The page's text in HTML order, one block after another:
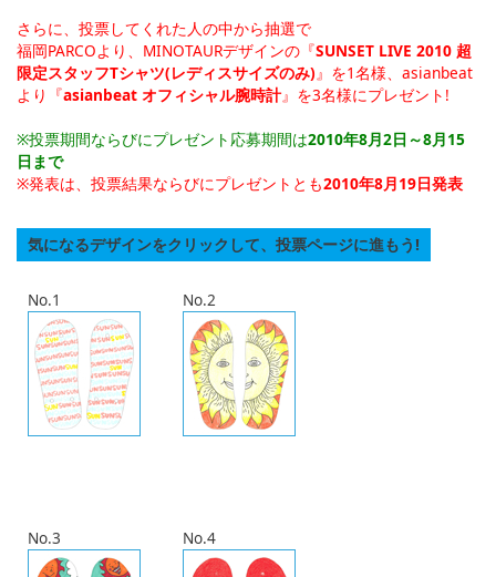
さらに、投票してくれた人の中から抽選で
福岡PARCOより、MINOTAURデザインの『SUNSET LIVE 2010 超
限定スタッフTシャツ(レディスサイズのみ)』を1名様、asianbeat
より『asianbeat オフィシャル腕時計』を3名様にプレゼント!
※投票期間ならびにプレゼント応募期間は2010年8月2日～8月15
日まで
※発表は、投票結果ならびにプレゼントとも2010年8月19日発表
気になるデザインをクリックして、投票ページに進もう!
No.1 No.2
No.3 No.4